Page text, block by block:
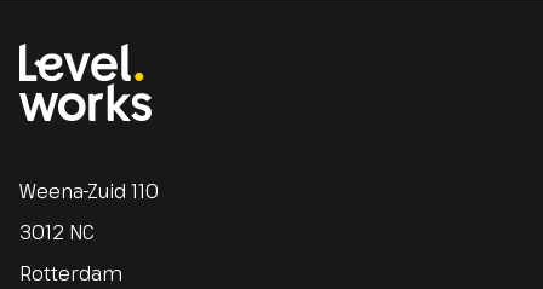
Weena-Zuid 110
3012 NC
Rotterdam